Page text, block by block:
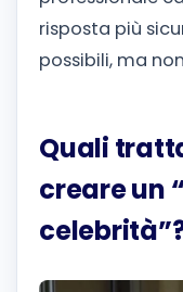
risposta più
possibili, ma
Quali
creare un